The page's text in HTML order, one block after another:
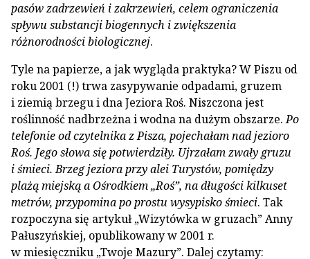
pasów zadrzewień i zakrzewień, celem ograniczenia
spływu substancji biogennych i zwiększenia
różnorodności biologicznej.
Tyle na papierze, a jak wygląda praktyka? W Piszu od
roku 2001 (!) trwa zasypywanie odpadami, gruzem
i ziemią brzegu i dna Jeziora Roś. Niszczona jest
roślinność nadbrzeżna i wodna na dużym obszarze.Po
telefonie od czytelnika z Pisza, pojechałam nad jezioro
Roś. Jego słowa się potwierdziły. Ujrzałam zwały gruzu
i śmieci. Brzeg jeziora przy alei Turystów, pomiędzy
plażą miejską a Ośrodkiem „Roś”, na długości kilkuset
metrów, przypomina po prostu wysypisko śmieci. Tak
rozpoczyna się artykuł „Wizytówka w gruzach” Anny
Pałuszyńskiej, opublikowany w 2001 r.
w miesięczniku „Twoje Mazury”. Dalej czytamy: